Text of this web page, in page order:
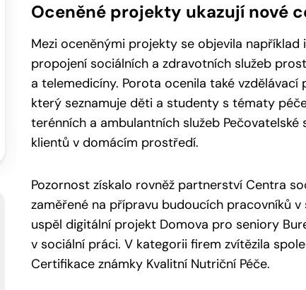
Oceněné projekty ukazují nové
Mezi oceněnými projekty se objevila například
propojení sociálních a zdravotních služeb
a telemedicíny. Porota ocenila také
který seznamuje děti a studenty s tématy
terénních a ambulantních služeb
klientů v domácím prostředí.
Pozornost získalo rovněž partnerství Centra
zaměřené na přípravu budoucích pracovníků
uspěl digitální projekt Domova pro seniory
v sociální práci. V kategorii firem zvítězila
Certifikace známky Kvalitní Nutriční Péče.